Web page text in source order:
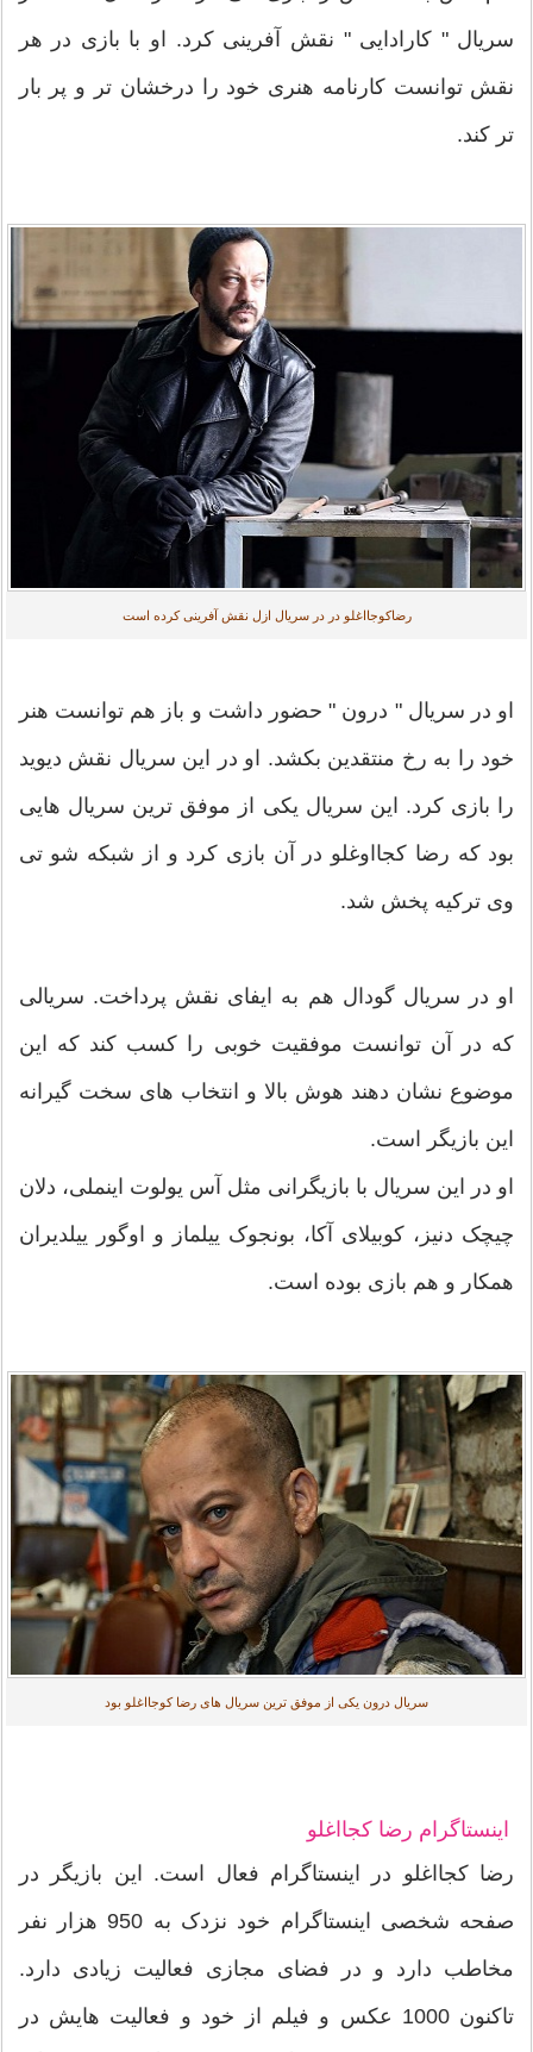
سریال " کارادایی " نقش آفرینی کرد. او با بازی در هر
نقش توانست کارنامه هنری خود را درخشان تر و پر بار
تر کند.
رضاکوجااغلو در در سریال ازل نقش آفرینی کرده است
او در سریال " درون " حضور داشت و باز هم توانست هنر
خود را به رخ منتقدین بکشد. او در این سریال نقش دیوید
را بازی کرد. این سریال یکی از موفق ترین سریال هایی
بود که رضا کجااوغلو در آن بازی کرد و از شبکه شو تی
وی ترکیه پخش شد.
او در سریال گودال هم به ایفای نقش پرداخت. سریالی
که در آن توانست موفقیت خوبی را کسب کند که این
موضوع نشان دهند هوش بالا و انتخاب های سخت گیرانه
این بازیگر است.
او در این سریال با بازیگرانی مثل آس یولوت اینملی، دلان
چیچک دنیز، کوبیلای آکا، بونجوک ییلماز و اوگور ییلدیران
همکار و هم بازی بوده است.
سریال درون یکی از موفق ترین سریال های رضا کوجااغلو بود
اینستاگرام رضا کجااغلو
رضا کجااغلو در اینستاگرام فعال است. این بازیگر در
صفحه شخصی اینستاگرام خود نزدک به 950 هزار نفر
مخاطب دارد و در فضای مجازی فعالیت زیادی دارد.
تاکنون 1000 عکس و فیلم از خود و فعالیت هایش در